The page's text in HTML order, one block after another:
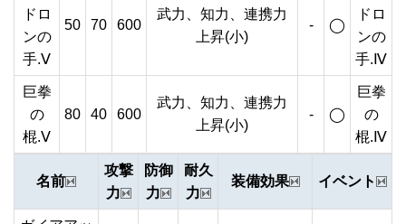
ドロ
ンの
手.Ⅴ
50 70 600
武力、知力、連携力
上昇(小)
- ◯
ドロ
ンの
手.Ⅳ
巨拳
の
棍.Ⅴ
80 40 600
武力、知力、連携力
上昇(小)
- ◯
巨拳
の
棍.Ⅳ
名前
攻撃
力
防御
力
耐久
力
装備効果 イベント